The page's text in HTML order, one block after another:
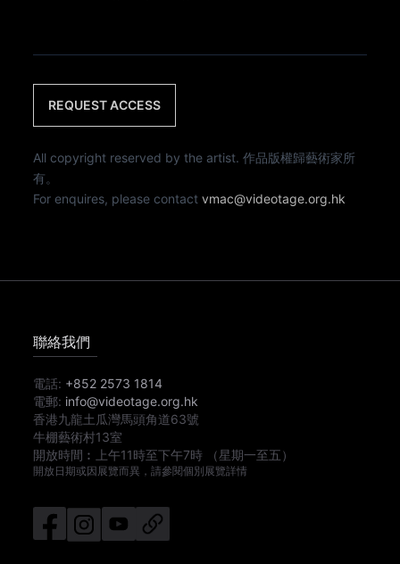
REQUEST ACCESS
All copyright reserved by the artist. 作品版權歸藝術家所
有。
For enquires, please contactvmac@videotage.org.hk
聯絡我們
電話: +852 2573 1814
電郵: info@videotage.org.hk
香港九龍土瓜灣馬頭角道63號
牛棚藝術村13室
開放時間︰
上午11時至下午7時 （星期一至五）
開放日期或因展覽而異，請參閱個別展覽詳情